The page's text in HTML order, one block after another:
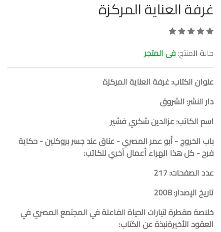
غرفة العناية المركزة
حالة المنتج:فى المتجر
عنوان الكتاب: غرفة العناية المركزة
دار النشر: الشروق
اسم الكاتب: عزالدين شكري فشير
باب الخروج - أبو عمر المصري - عناق عند جسر بروكلين - حكاية
فرح - كل هذا الهراءأعمال آخري للكاتب:
عدد الصفحات: 217
تاريخ الإصدار: 2008
خلاصة مقطرة لتيارات الحياة الفاعلة في المجتمع المصري في
العقود الأخيرةنبذة عن الكتاب: